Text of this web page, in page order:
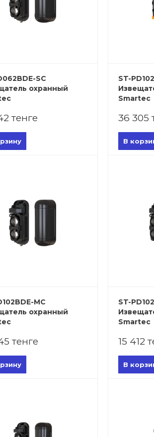
SC
охранный
тенге
ST-
Smartec
36 305
В
MC
охранный
тенге
ST-
Smartec
15 412
В